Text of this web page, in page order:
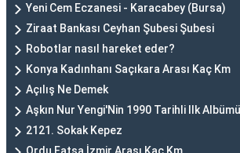
Yeni Cem Eczanesi - Karacabey (Bursa)
Ziraat Bankası Ceyhan Şubesi Şubesi
Robotlar nasıl hareket eder?
Konya Kadınhanı Saçıkara Arası Kaç Km
Açılış Ne Demek
Aşkın Nur Yengi'Nin 1990 Tarihli Ilk
2121. Sokak Kepez